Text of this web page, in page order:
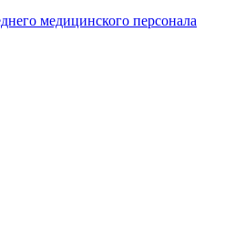
медицинского персонала